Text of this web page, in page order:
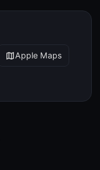
mapApple Maps